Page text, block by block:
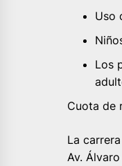
Uso
Los
Cuota de
La
Av.